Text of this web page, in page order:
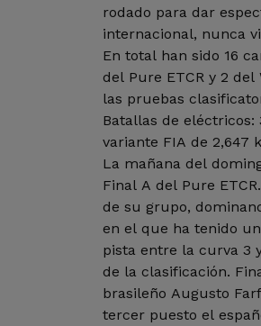
rodado para dar
internacional, nunca
En total han sido 16
del Pure ETCR y 2
las pruebas
Batallas de
variante FIA de 2,647
La mañana del
Final A del Pure
de su grupo,
en el que ha tenido
pista entre la curva 3
de la clasificación.
brasileño Augusto
tercer puesto el